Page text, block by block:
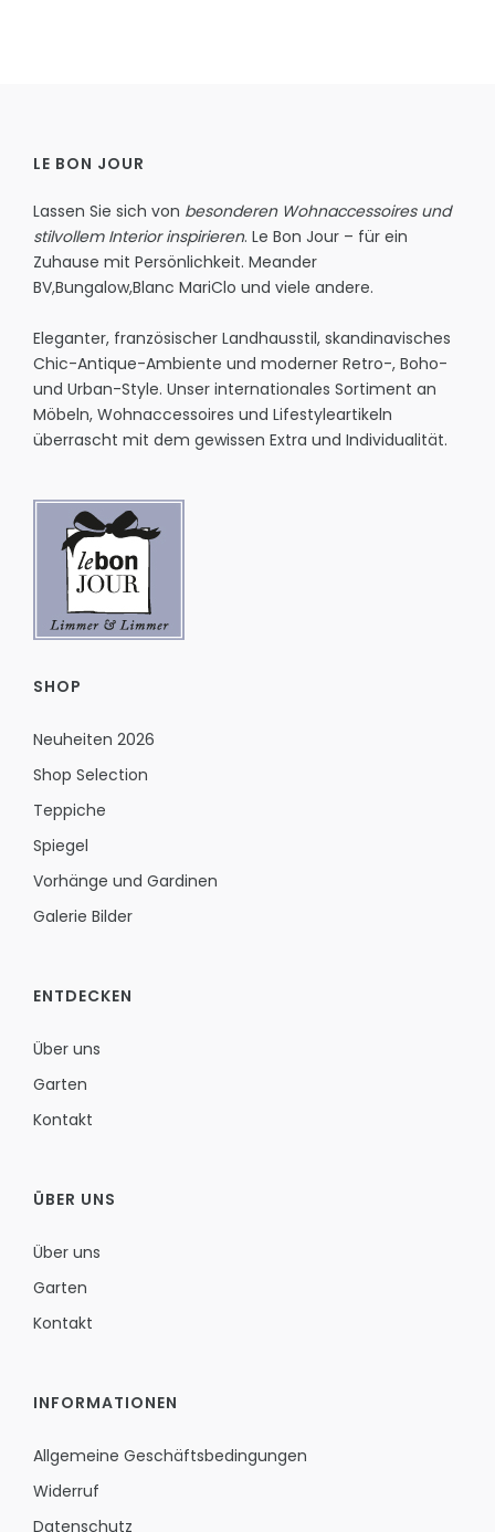
LE BON JOUR
Lassen Sie sich von besonderen Wohnaccessoires und
stilvollem Interior inspirieren. Le Bon Jour – für ein
Zuhause mit Persönlichkeit. Meander
BV,Bungalow,Blanc MariClo und viele andere.
Eleganter, französischer Landhausstil, skandinavisches
Chic-Antique-Ambiente und moderner Retro-, Boho-
und Urban-Style. Unser internationales Sortiment an
Möbeln, Wohnaccessoires und Lifestyleartikeln
überrascht mit dem gewissen Extra und Individualität.
SHOP
Neuheiten 2026
Shop Selection
Teppiche
Spiegel
Vorhänge und Gardinen
Galerie Bilder
ENTDECKEN
Über uns
Garten
Kontakt
ÜBER UNS
Über uns
Garten
Kontakt
INFORMATIONEN
Allgemeine Geschäftsbedingungen
Widerruf
Datenschutz